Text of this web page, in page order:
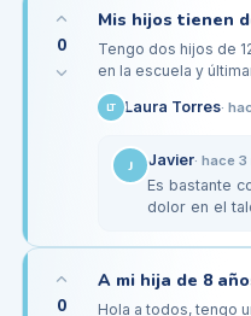
0
Tengo dos hijos de
en la escuela y
dolor en el talón
preocupa que
LT Laura Torres·
J Javier· hace 3
Es bastante
dolor en el
Podría ser
0 Hola a todos, tengo